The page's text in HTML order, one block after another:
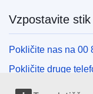
EDITION :
Vzpostavite stik
Pokličite nas na 00
Pokličite druge
Pišite nam s